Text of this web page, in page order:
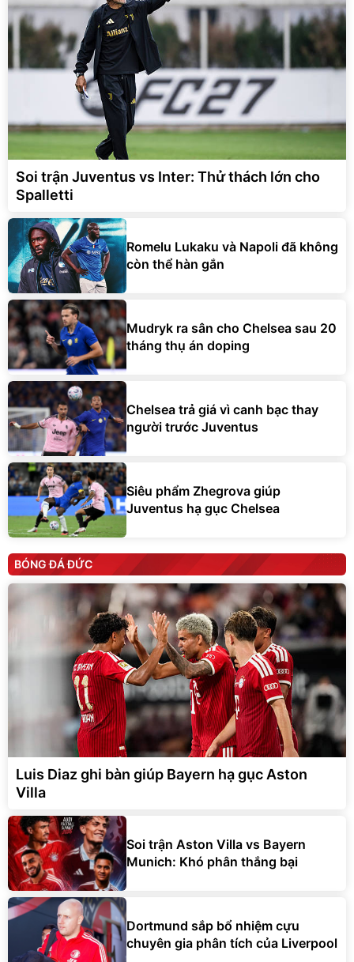
Soi trận Juventus vs Inter: Thử thách lớn cho
Spalletti
Romelu Lukaku và Napoli đã không
còn thể hàn gắn
Mudryk ra sân cho Chelsea sau 20
tháng thụ án doping
Chelsea trả giá vì canh bạc thay
người trước Juventus
Siêu phẩm Zhegrova giúp
Juventus hạ gục Chelsea
BÓNG ĐÁ ĐỨC
Luis Diaz ghi bàn giúp Bayern hạ gục Aston
Villa
Soi trận Aston Villa vs Bayern
Munich: Khó phân thắng bại
Dortmund sắp bổ nhiệm cựu
chuyên gia phân tích của Liverpool